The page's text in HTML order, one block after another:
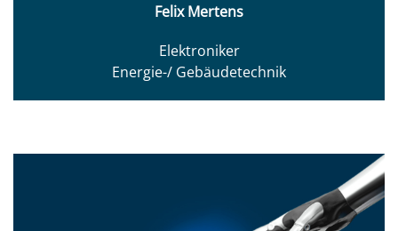
Felix Mertens
Elektroniker
Energie-/ Gebäudetechnik